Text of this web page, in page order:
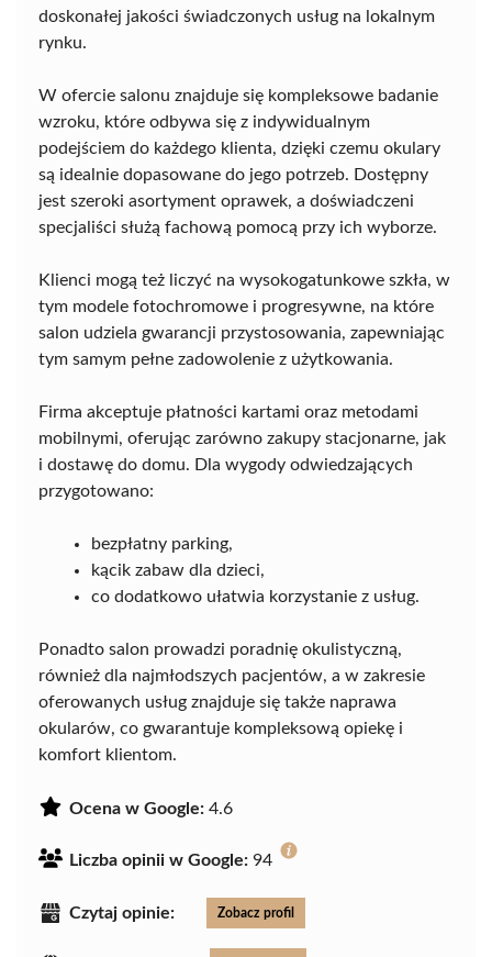
doskonałej jakości świadczonych usług na lokalnym
rynku.
W ofercie salonu znajduje się kompleksowe badanie
wzroku, które odbywa się z indywidualnym
podejściem do każdego klienta, dzięki czemu okulary
są idealnie dopasowane do jego potrzeb. Dostępny
jest szeroki asortyment oprawek, a doświadczeni
specjaliści służą fachową pomocą przy ich wyborze.
Klienci mogą też liczyć na wysokogatunkowe szkła, w
tym modele fotochromowe i progresywne, na które
salon udziela gwarancji przystosowania, zapewniając
tym samym pełne zadowolenie z użytkowania.
Firma akceptuje płatności kartami oraz metodami
mobilnymi, oferując zarówno zakupy stacjonarne, jak
i dostawę do domu. Dla wygody odwiedzających
przygotowano:
bezpłatny parking,
kącik zabaw dla dzieci,
co dodatkowo ułatwia korzystanie z usług.
Ponadto salon prowadzi poradnię okulistyczną,
również dla najmłodszych pacjentów, a w zakresie
oferowanych usług znajduje się także naprawa
okularów, co gwarantuje kompleksową opiekę i
komfort klientom.
Ocena w Google: 4.6
Liczba opinii w Google: 94
Czytaj opinie: Zobacz profil